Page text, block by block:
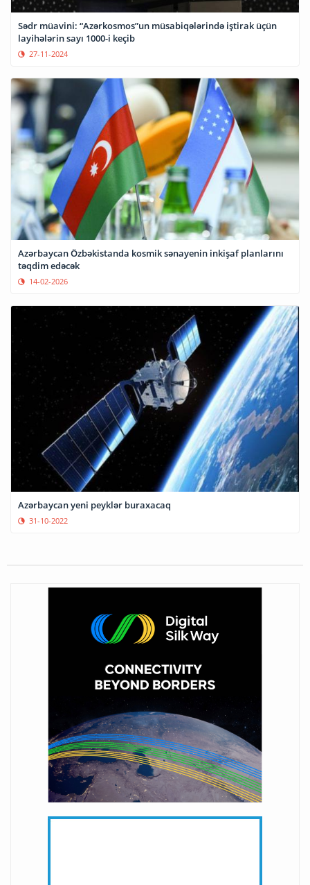
Sədr müavini: “Azərkosmos”un müsabiqələrində iştirak üçün
layihələrin sayı 1000-i keçib
27-11-2024
Azərbaycan Özbəkistanda kosmik sənayenin inkişaf planlarını
təqdim edəcək
14-02-2026
Azərbaycan yeni peyklər buraxacaq
31-10-2022